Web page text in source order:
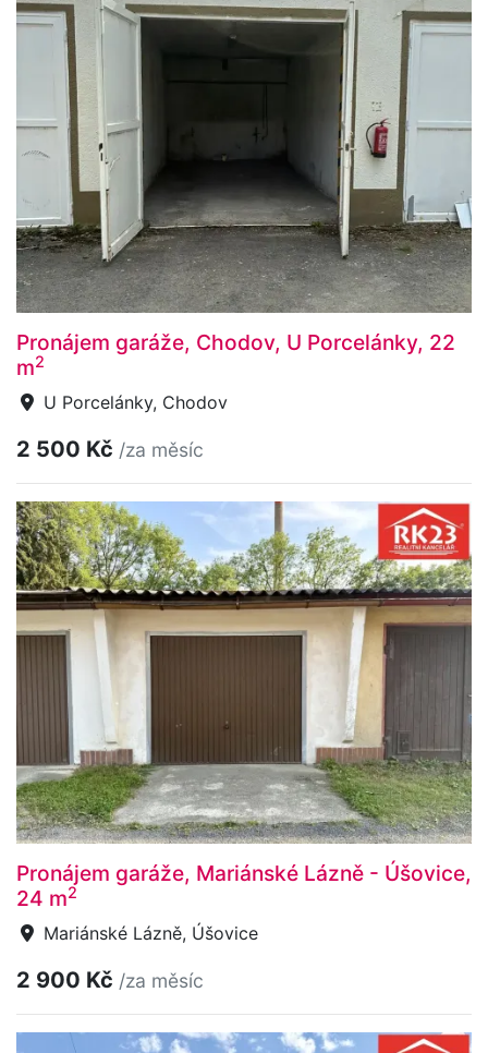
Pronájem garáže, Chodov, U Porcelánky, 22
m2
U Porcelánky, Chodov
2 500 Kč /za měsíc
Pronájem garáže, Mariánské Lázně - Úšovice,
24 m2
Mariánské Lázně, Úšovice
2 900 Kč /za měsíc